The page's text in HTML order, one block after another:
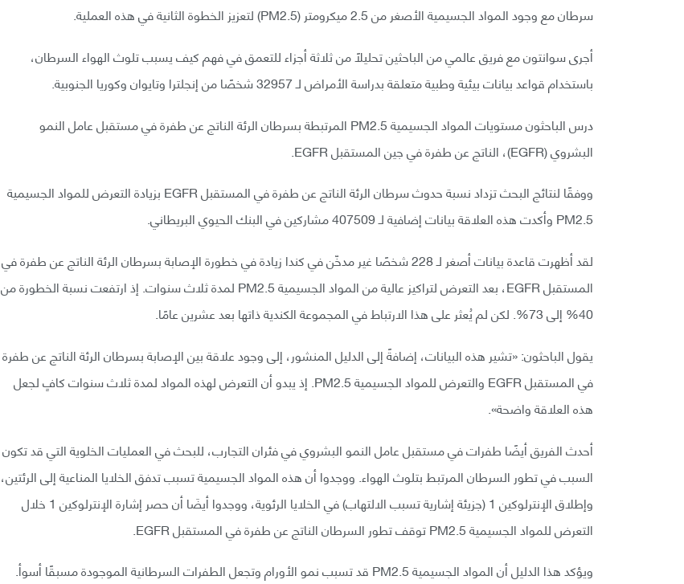
سرطان مع وجود المواد الجسيمية الأصغر من 2.5 ميكرومتر (PM2.5) لتعزيز الخطوة الثانية في هذه العملية.
أجرى سوانتون مع فريق عالمي من الباحثين تحليلًا من ثلاثة أجزاء للتعمق في فهم كيف يسبب تلوث الهواء السرطان،
باستخدام قواعد بيانات بيئية وطبية متعلقة بدراسة الأمراض لـ 32957 شخصًا من إنجلترا وتايوان وكوريا الجنوبية.
درس الباحثون مستويات المواد الجسيمية PM2.5 المرتبطة بسرطان الرئة الناتج عن طفرة في مستقبل عامل النمو
البشروي (EGFR)، الناتج عن طفرة في جين المستقبل EGFR.
ووفقًا لنتائج البحث تزداد نسبة حدوث سرطان الرئة الناتج عن طفرة في المستقبل EGFR بزيادة التعرض للمواد الجسيمية
PM2.5 وأكدت هذه العلاقة بيانات إضافية لـ 407509 مشاركين في البنك الحيوي البريطاني.
لقد أظهرت قاعدة بيانات أصغر لـ 228 شخصًا غير مدخّن في كندا زيادة في خطورة الإصابة بسرطان الرئة الناتج عن طفرة في
المستقبل EGFR، بعد التعرض لتراكيز عالية من المواد الجسيمية PM2.5 لمدة ثلاث سنوات. إذ ارتفعت نسبة الخطورة من
40% إلى 73%. لكن لم يُعثر على هذا الارتباط في المجموعة الكندية ذاتها بعد عشرين عامًا.
يقول الباحثون: «تشير هذه البيانات، إضافةً إلى الدليل المنشور، إلى وجود علاقة بين الإصابة بسرطان الرئة الناتج عن طفرة
في المستقبل EGFR والتعرض للمواد الجسيمية PM2.5. إذ يبدو أن التعرض لهذه المواد لمدة ثلاث سنوات كافٍ لجعل
هذه العلاقة واضحة».
أحدث الفريق أيضًا طفرات في مستقبل عامل النمو البشروي في فئران التجارب، للبحث في العمليات الخلوية التي قد تكون
السبب في تطور السرطان المرتبط بتلوث الهواء. ووجدوا أن هذه المواد الجسيمية تسبب تدفق الخلايا المناعية إلى الرئتين،
وإطلاق الإنترلوكين 1 (جزيئة إشارية تسبب الالتهاب) في الخلايا الرئوية، ووجدوا أيضَا أن حصر إشارة الإنترلوكين 1 خلال
التعرض للمواد الجسيمية PM2.5 توقف تطور السرطان الناتج عن طفرة في المستقبل EGFR.
ويؤكد هذا الدليل أن المواد الجسيمية PM2.5 قد تسبب نمو الأورام وتجعل الطفرات السرطانية الموجودة مسبقًا أسوأ.